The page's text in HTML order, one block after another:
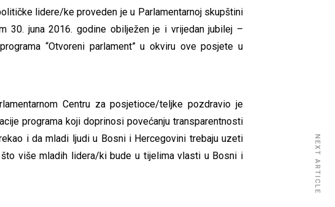
lidere/ke proveden je u Parlamentarnoj skupštini
30. juna 2016. godine obilježen je i vrijedan jubilej –
“Otvoreni parlament” u okviru ove posjete u
Centru za posjetioce/teljke pozdravio je
programa koji doprinosi povećanju transparentnosti
i da mladi ljudi u Bosni i Hercegovini trebaju uzeti
više mladih lidera/ki bude u tijelima vlasti u Bosni i
NEXT ARTICLE